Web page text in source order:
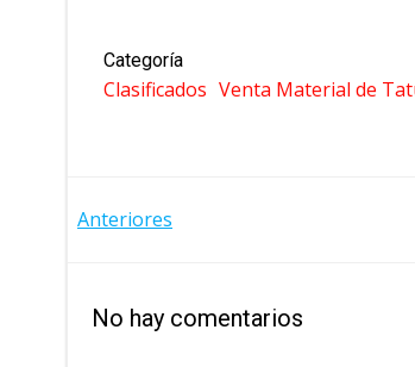
Categoría
Clasificados Venta Material de
NAVEGACIÓN
LAS
Anteriores
No hay comentarios